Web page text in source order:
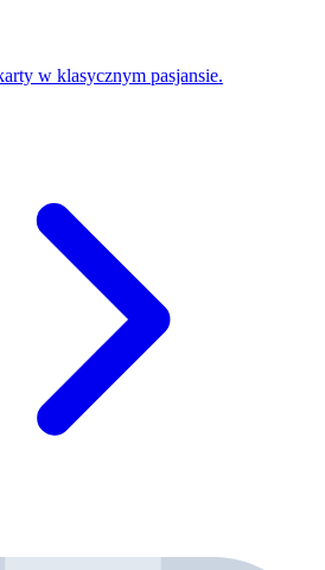
w klasycznym pasjansie.